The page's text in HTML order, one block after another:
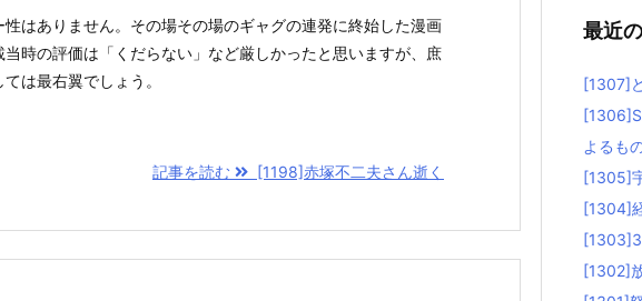
はありません。その場その場のギャグの連発に終始した漫画
時の評価は「くだらない」など厳しかったと思いますが、庶
は最右翼でしょう。
記事を読む [1198]赤塚不二夫さん逝く
最近
[1307]
よるも
[1305]
[1304]
[1302]